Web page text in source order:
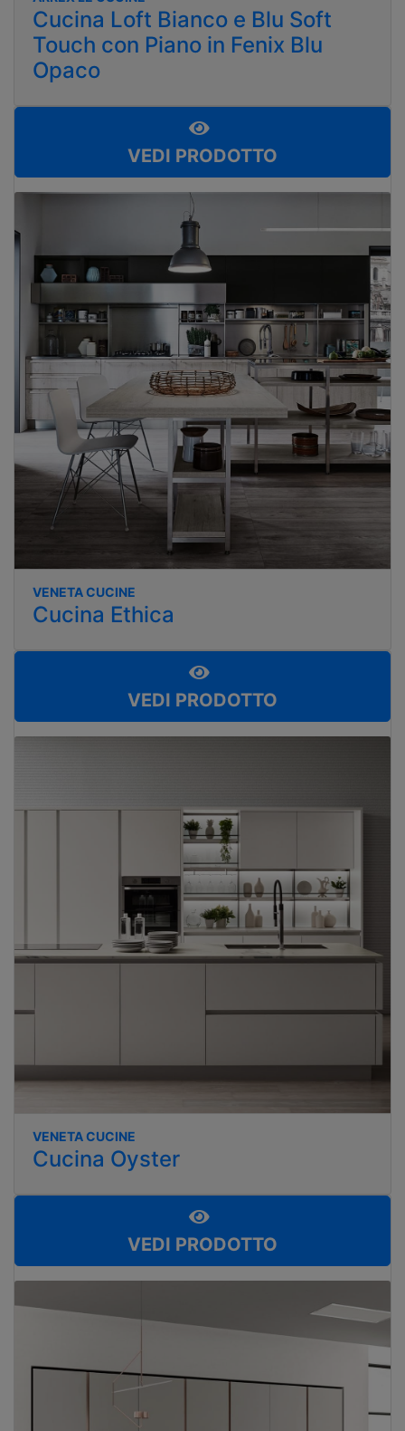
Cucina Loft Bianco e Blu Soft
Touch con Piano in Fenix Blu
Opaco
VEDI PRODOTTO
VENETA CUCINE
Cucina Ethica
VEDI PRODOTTO
VENETA CUCINE
Cucina Oyster
VEDI PRODOTTO